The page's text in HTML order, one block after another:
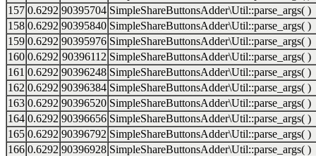
157 0.6292 90395704 SimpleShareButtonsAdder\Util::parse_args( )
158 0.6292 90395840 SimpleShareButtonsAdder\Util::parse_args( )
159 0.6292 90395976 SimpleShareButtonsAdder\Util::parse_args( )
160 0.6292 90396112 SimpleShareButtonsAdder\Util::parse_args( )
161 0.6292 90396248 SimpleShareButtonsAdder\Util::parse_args( )
162 0.6292 90396384 SimpleShareButtonsAdder\Util::parse_args( )
163 0.6292 90396520 SimpleShareButtonsAdder\Util::parse_args( )
164 0.6292 90396656 SimpleShareButtonsAdder\Util::parse_args( )
165 0.6292 90396792 SimpleShareButtonsAdder\Util::parse_args( )
166 0.6292 90396928 SimpleShareButtonsAdder\Util::parse_args( )